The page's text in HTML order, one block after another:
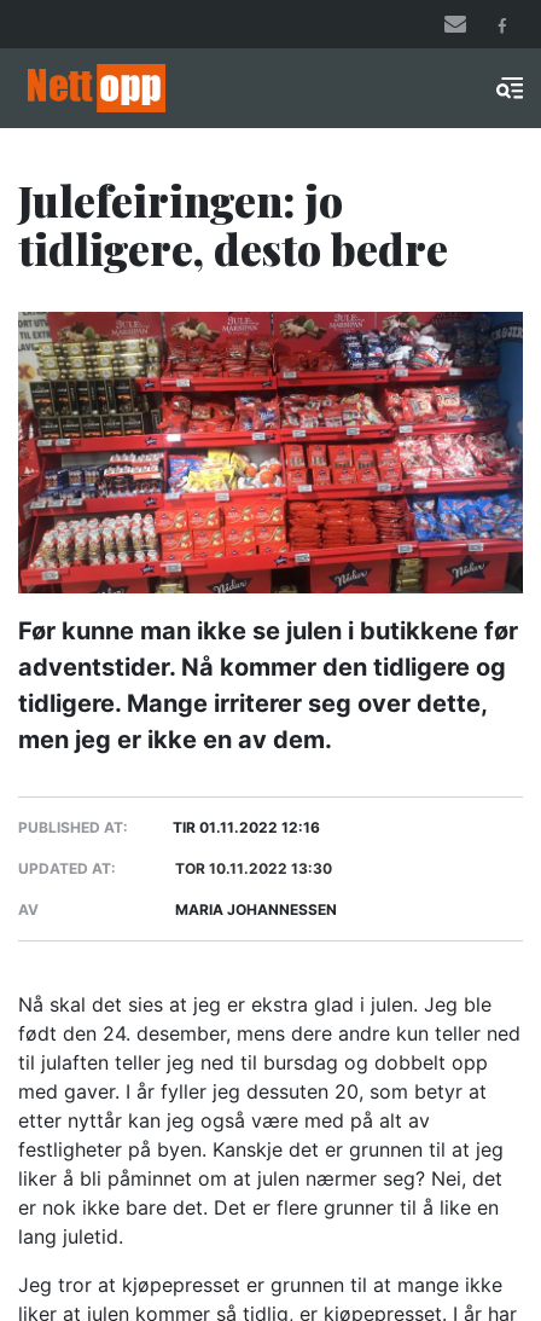
til
hovedinnhold
Julefeiringen: jo
tidligere, desto bedre
Før kunne man ikke se julen i butikkene før
adventstider. Nå kommer den tidligere og
tidligere. Mange irriterer seg over dette,
men jeg er ikke en av dem.
PUBLISHED AT: TIR 01.11.2022 12:16
UPDATED AT: TOR 10.11.2022 13:30
AV MARIA JOHANNESSEN
Nå skal det sies at jeg er ekstra glad i julen. Jeg ble
født den 24. desember, mens dere andre kun teller ned
til julaften teller jeg ned til bursdag og dobbelt opp
med gaver. I år fyller jeg dessuten 20, som betyr at
etter nyttår kan jeg også være med på alt av
festligheter på byen. Kanskje det er grunnen til at jeg
liker å bli påminnet om at julen nærmer seg? Nei, det
er nok ikke bare det. Det er flere grunner til å like en
lang juletid.
Jeg tror at kjøpepresset er grunnen til at mange ikke
liker at julen kommer så tidlig, er kjøpepresset. I år har